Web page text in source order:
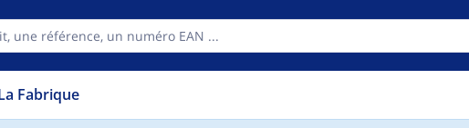
Fabrique